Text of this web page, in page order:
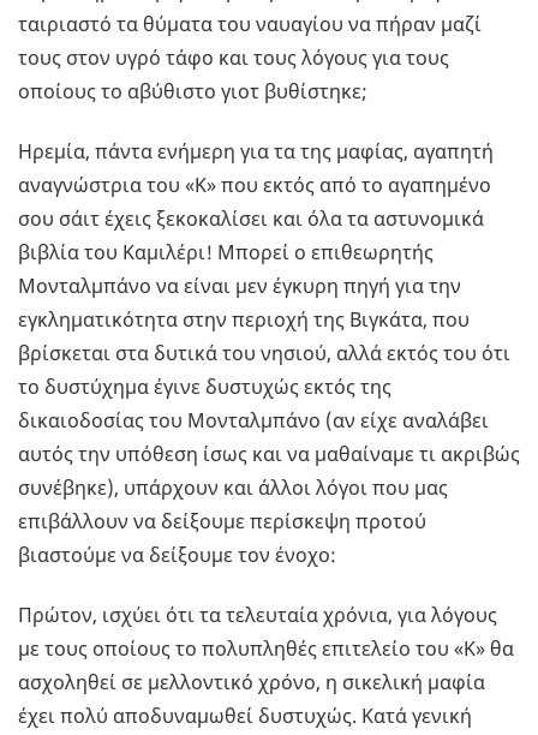
ταιριαστό τα θύματα του ναυαγίου να πήραν μαζί
τους στον υγρό τάφο και τους λόγους για τους
οποίους το αβύθιστο γιοτ βυθίστηκε;
Ηρεμία, πάντα ενήμερη για τα της μαφίας, αγαπητή
αναγνώστρια του «Κ» που εκτός από το αγαπημένο
σου σάιτ έχεις ξεκοκαλίσει και όλα τα αστυνομικά
βιβλία του Καμιλέρι! Μπορεί ο επιθεωρητής
Μονταλμπάνο να είναι μεν έγκυρη πηγή για την
εγκληματικότητα στην περιοχή της Βιγκάτα, που
βρίσκεται στα δυτικά του νησιού, αλλά εκτός του ότι
το δυστύχημα έγινε δυστυχώς εκτός της
δικαιοδοσίας του Μονταλμπάνο (αν είχε αναλάβει
αυτός την υπόθεση ίσως και να μαθαίναμε τι ακριβώς
συνέβηκε), υπάρχουν και άλλοι λόγοι που μας
επιβάλλουν να δείξουμε περίσκεψη προτού
βιαστούμε να δείξουμε τον ένοχο:
Πρώτον, ισχύει ότι τα τελευταία χρόνια, για λόγους
με τους οποίους το πολυπληθές επιτελείο του «Κ» θα
ασχοληθεί σε μελλοντικό χρόνο, η σικελική μαφία
έχει πολύ αποδυναμωθεί δυστυχώς. Κατά γενική